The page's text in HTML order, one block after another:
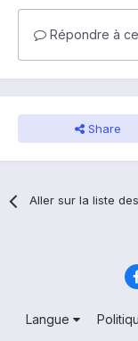
Répondre à
Share
Aller sur la liste
Langue